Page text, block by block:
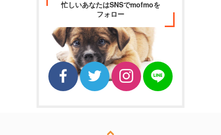
忙しいあなたはSNSでmofmoを
フォロー